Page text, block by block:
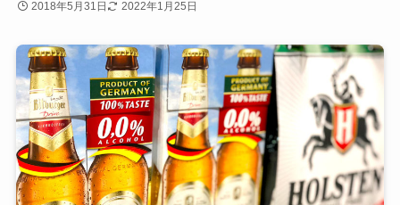
2018年5月31日 2022年1月25日